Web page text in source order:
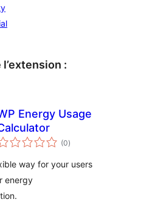
:
Energy Usage
(0notes
en
)
way for your users
energy